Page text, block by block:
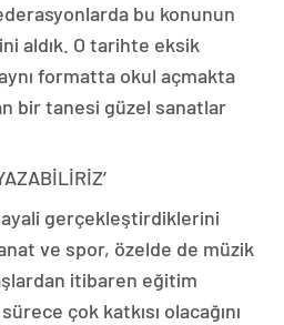
bu konunun
aldık. O tarihte eksik
formatta okul açmakta
bir tanesi güzel sanatlar
gerçekleştirdiklerini
ve spor, özelde de müzik
itibaren eğitim
çok katkısı olacağını